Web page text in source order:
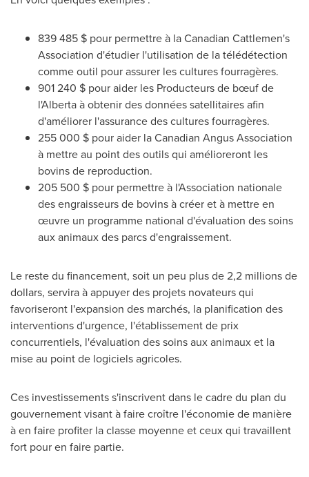
839 485 $ pour permettre à la Canadian Cattlemen's
Association d'étudier l'utilisation de la télédétection
comme outil pour assurer les cultures fourragères.
901 240 $ pour aider les Producteurs de bœuf de
l'Albertaà obtenir des données satellitaires afin
d'améliorer l'assurance des cultures fourragères.
255 000 $ pour aider la Canadian Angus Association
à mettre au point des outils qui amélioreront les
bovins de reproduction.
205 500 $ pour permettre à l'Association nationale
des engraisseurs de bovins à créer et à mettre en
œuvre un programme national d'évaluation des soins
aux animaux des parcs d'engraissement.
Le reste du financement, soit un peu plus de 2,2 millions de
dollars, servira à appuyer des projets novateurs qui
favoriseront l'expansion des marchés, la planification des
interventions d'urgence, l'établissement de prix
concurrentiels, l'évaluation des soins aux animaux et la
mise au point de logiciels agricoles.
Ces investissements s'inscrivent dans le cadre du plan du
gouvernement visant à faire croître l'économie de manière
à en faire profiter la classe moyenne et ceux qui travaillent
fort pour en faire partie.